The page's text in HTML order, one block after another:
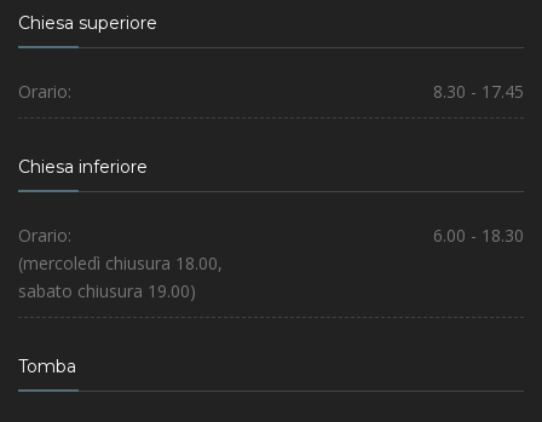
Chiesa superiore
Orario: 8.30 - 17.45
Chiesa inferiore
Orario:
6.00 - 18.30
(mercoledì chiusura 18.00,
sabato chiusura 19.00)
Tomba